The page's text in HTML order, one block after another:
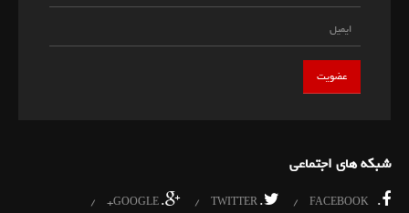
شبکه های اجتماعی
.
FACEBOOK
.
TWITTER
.
GOOGLE+